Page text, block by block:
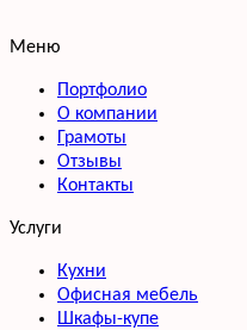
Меню
Портфолио
О компании
Грамоты
Отзывы
Контакты
Услуги
Кухни
Офисная мебель
Шкафы-купе